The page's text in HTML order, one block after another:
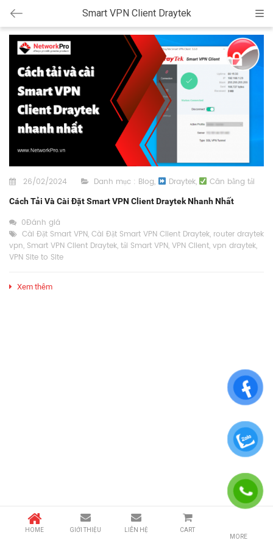
Smart VPN Client Draytek
26/02/2024 Danh mục : Blog, Draytek, Cân bằng tải
Cách Tải Và Cài Đặt Smart VPN Client Draytek Nhanh Nhất
0Đánh giá
Cài Đặt Smart VPN, Cài Đặt Smart VPN Client Draytek, router draytek
vpn, Smart VPN Client Draytek, tải Smart VPN, VPN Client, vpn draytek,
VPN Site to Site
Xem thêm
HOME GIỚI THIỆU LIÊN HỆ
CART
MORE